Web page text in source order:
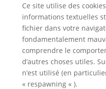
Ce site utilise des
informations textuelles
fichier dans votre
fondamentalement
comprendre le
d’autres choses utiles.
n’est utilisé (en
« respawning « ).